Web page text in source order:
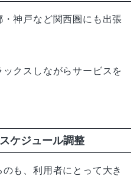
神戸など関西圏にも出張
クスしながらサービスを
ケジュール調整
も、利用者にとって大き